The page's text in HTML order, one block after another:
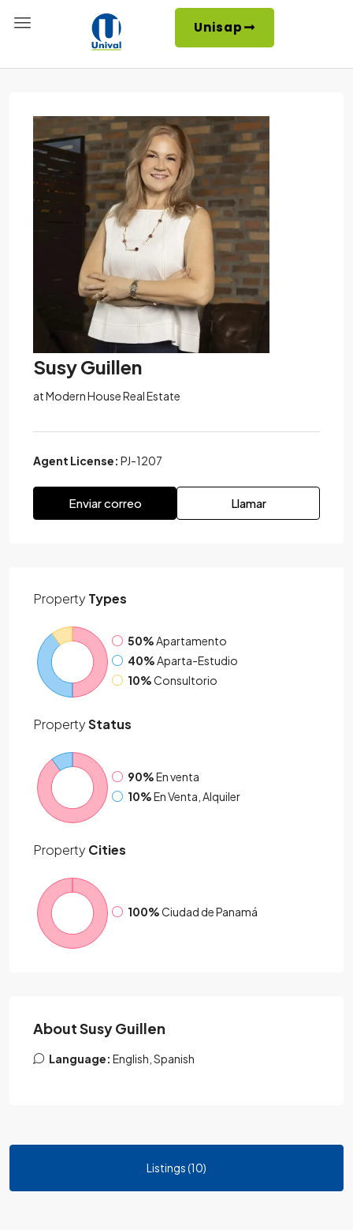
Unisap
Susy Guillen
atModern House Real Estate
Agent License: PJ-1207
Enviar correo Llamar
Property Types
50%Apartamento
40%Aparta-Estudio
10%Consultorio
PropertyStatus
90%En venta
10%En Venta, Alquiler
Property Cities
100%Ciudad de Panamá
About Susy Guillen
Language: English, Spanish
Listings (10)